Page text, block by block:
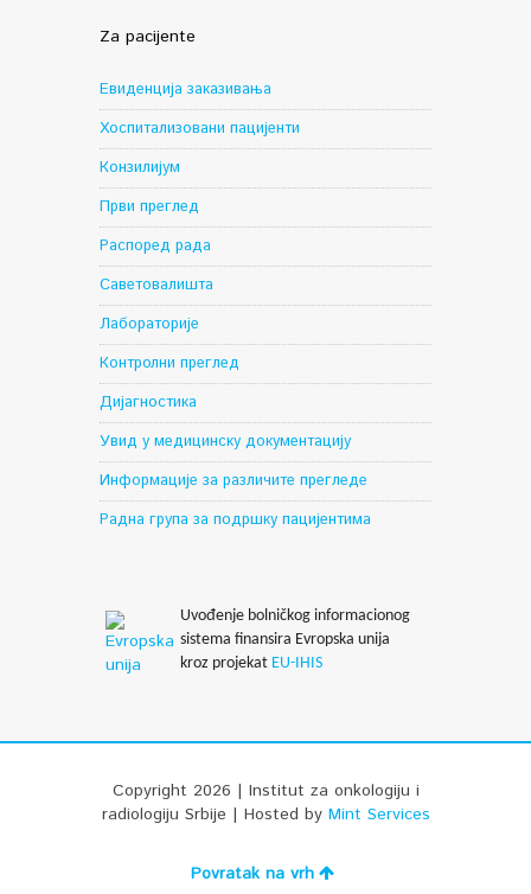
Za pacijente
Евиденција заказивања
Хоспитализовани пацијенти
Конзилијум
Први преглед
Распоред рада
Саветовалишта
Лабораторије
Контролни преглед
Дијагностика
Увид у медицинску документацију
Информације за различите прегледе
Радна група за подршку пацијентима
Uvođenje bolničkog informacionog
sistema finansira Evropska unija
kroz projekat EU-IHIS
Copyright 2026 | Institut za onkologiju i
radiologiju Srbije | Hosted by Mint Services
Povratak na vrh